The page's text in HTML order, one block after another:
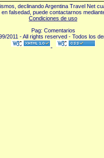
declinando Argentina Travel Net
falsedad, puede contactarnos
Condiciones de uso
Pag: Comentarios
2011 - All rights reserved - Todos los